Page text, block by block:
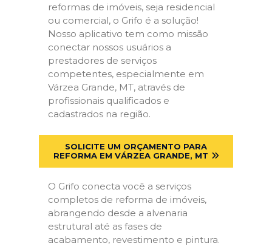
reformas de imóveis, seja residencial
ou comercial, o Grifo é a solução!
Nosso aplicativo tem como missão
conectar nossos usuários a
prestadores de serviços
competentes, especialmente em
Várzea Grande, MT, através de
profissionais qualificados e
cadastrados na região.
SOLICITE UM ORÇAMENTO PARA
REFORMA EM VÁRZEA GRANDE, MT
O Grifo conecta você a serviços
completos de reforma de imóveis,
abrangendo desde a alvenaria
estrutural até as fases de
acabamento, revestimento e pintura.